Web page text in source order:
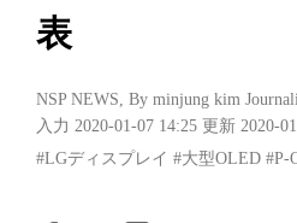
表
NSP NEWS, By minjung kim
入力 2020-01-07 14:25 更新 2020-
#LGディスプレイ #大型OLED #P-